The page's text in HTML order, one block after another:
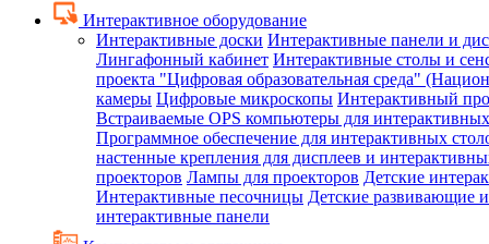
Интерактивное оборудование
Интерактивные доски Интерактивные панели и
Лингафонный кабинет Интерактивные столы и
проекта "Цифровая образовательная среда"
камеры Цифровые микроскопы Интерактивный
Встраиваемые OPS компьютеры для
Программное обеспечение для интерактивных
настенные крепления для дисплеев и
проекторов Лампы для проекторов Детские
Интерактивные песочницы Детские развивающие
интерактивные панели